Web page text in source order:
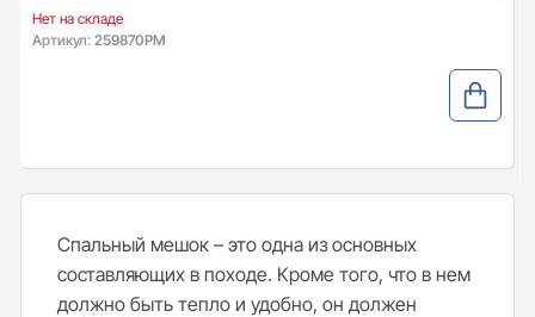
Нет на складе
Артикул: 259870РМ
Спальный мешок – это одна из основных
составляющих в походе. Кроме того, что в нем
должно быть тепло и удобно, он должен